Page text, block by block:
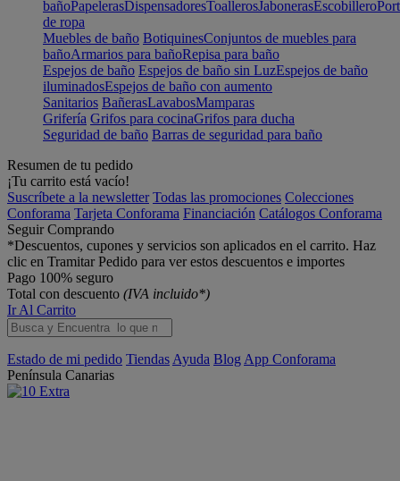
bañoPapelerasDispensadoresToallerosJabonerasEscobillero
de ropa
Muebles de baño BotiquinesConjuntos de muebles para
bañoArmarios para bañoRepisa para baño
Espejos de baño Espejos de baño sin LuzEspejos de baño
iluminadosEspejos de baño con aumento
Sanitarios BañerasLavabosMamparas
Grifería Grifos para cocinaGrifos para ducha
Seguridad de baño Barras de seguridad para baño
Resumen de tu pedido
¡Tu carrito está vacío!
Suscríbete a la newsletter Todas las promociones Colecciones
Conforama Tarjeta Conforama Financiación Catálogos Conforama
Seguir Comprando
*Descuentos, cupones y servicios son aplicados en el carrito. Haz
clic en Tramitar Pedido para ver estos descuentos e importes
Pago 100% seguro
Total con descuento (IVA incluido*)
Ir Al Carrito
Estado de mi pedido Tiendas Ayuda Blog App Conforama
Península Canarias